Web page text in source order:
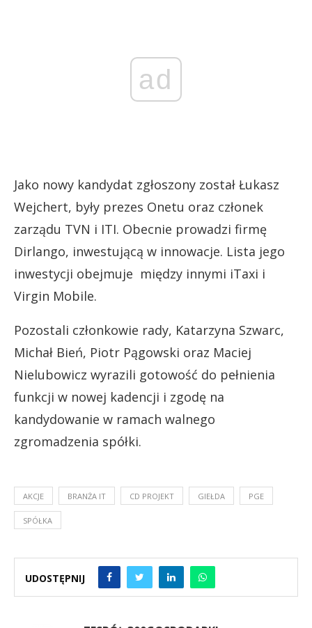
ad
Jako nowy kandydat zgłoszony został Łukasz
Wejchert, były prezes Onetu oraz członek
zarządu TVN i ITI. Obecnie prowadzi firmę
Dirlango, inwestującą w innowacje. Lista jego
inwestycji obejmuje między innymi iTaxi i
Virgin Mobile.
Pozostali członkowie rady, Katarzyna Szwarc,
Michał Bień, Piotr Pągowski oraz Maciej
Nielubowicz wyrazili gotowość do pełnienia
funkcji w nowej kadencji i zgodę na
kandydowanie w ramach walnego
zgromadzenia spółki.
AKCJE BRANŻA IT CD PROJEKT GIEŁDA PGE
SPÓŁKA
UDOSTĘPNIJ